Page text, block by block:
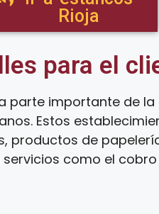
Rioja
para el
parte importante de
Estos
productos de
como el